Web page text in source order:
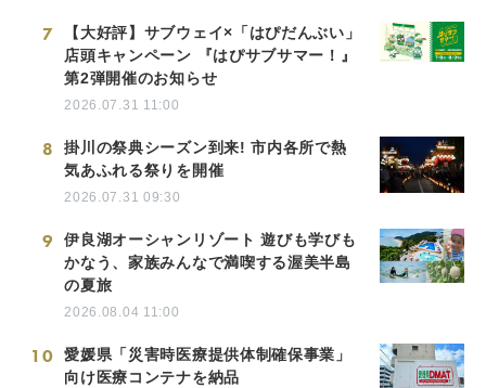
7
【大好評】サブウェイ×「はぴだんぶい」
店頭キャンペーン 『はぴサブサマー！』
第2弾開催のお知らせ
2026.07.31 11:00
8
掛川の祭典シーズン到来! 市内各所で熱
気あふれる祭りを開催
2026.07.31 09:30
9
伊良湖オーシャンリゾート 遊びも学びも
かなう、家族みんなで満喫する渥美半島
の夏旅
2026.08.04 11:00
10
愛媛県「災害時医療提供体制確保事業」
向け医療コンテナを納品